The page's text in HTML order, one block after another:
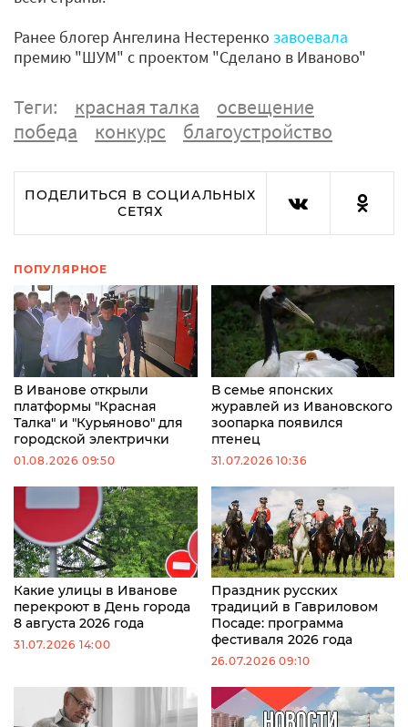
Ранее блогер Ангелина Нестеренко завоевала
премию "ШУМ" с проектом "Сделано в Иваново"
Теги: красная талка
освещение
победа
конкурс благоустройство
ПОДЕЛИТЬСЯ В СОЦИАЛЬНЫХ
СЕТЯХ
ПОПУЛЯРНОЕ
В Иванове открыли
платформы "Красная
Талка" и "Курьяново" для
городской электрички
01.08.2026 09:50
В семье японских
журавлей из Ивановского
зоопарка появился
птенец
31.07.2026 10:36
Какие улицы в Иванове
перекроют в День города
8 августа 2026 года
31.07.2026 14:00
Праздник русских
традиций в Гавриловом
Посаде: программа
фестиваля 2026 года
26.07.2026 09:10